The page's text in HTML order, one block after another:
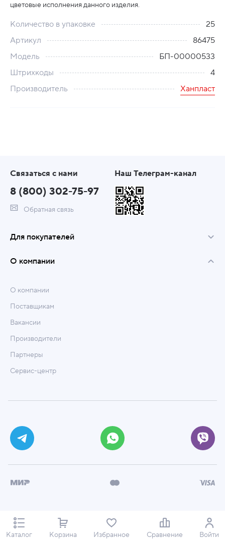
Каталог Корзина Избранное Сравнение Войти
цветовые исполнения данного изделия.
Количество в упаковке
25
Артикул
86475
Модель
БП-00000533
Штрихкоды
4
Производитель
Ханпласт
Связаться с нами
8 (800) 302-75-97
Обратная связь
Наш Телеграм-канал
Для покупателей
О компании
О компании
Поставщикам
Вакансии
Производители
Партнеры
Сервис-центр
© ООО «Техмаркет», 2026
Политика обработки персональных данных